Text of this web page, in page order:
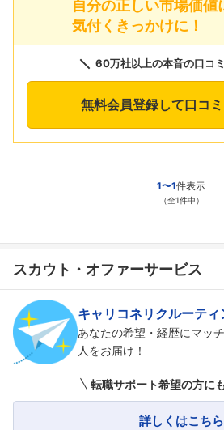
自分の正しい市場価値
気付くきっかけに！
60万社以上の本音の口コ
無料会員登録して口コ
1〜1件表示
（全1件中）
スカウト・オファーサービス
キャリコネリクルーティ
あなたの希望・経歴にマッ
人をお届け！
転職サポート希望の方に
詳しくはこちら